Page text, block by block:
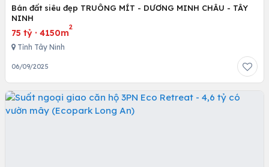
Bán đất siêu đẹp TRUÔNG MÍT - DƯƠNG MINH CHÂU - TÂY
NINH
75 tỷ · 4150m
2
Tỉnh Tây Ninh
06/09/2025